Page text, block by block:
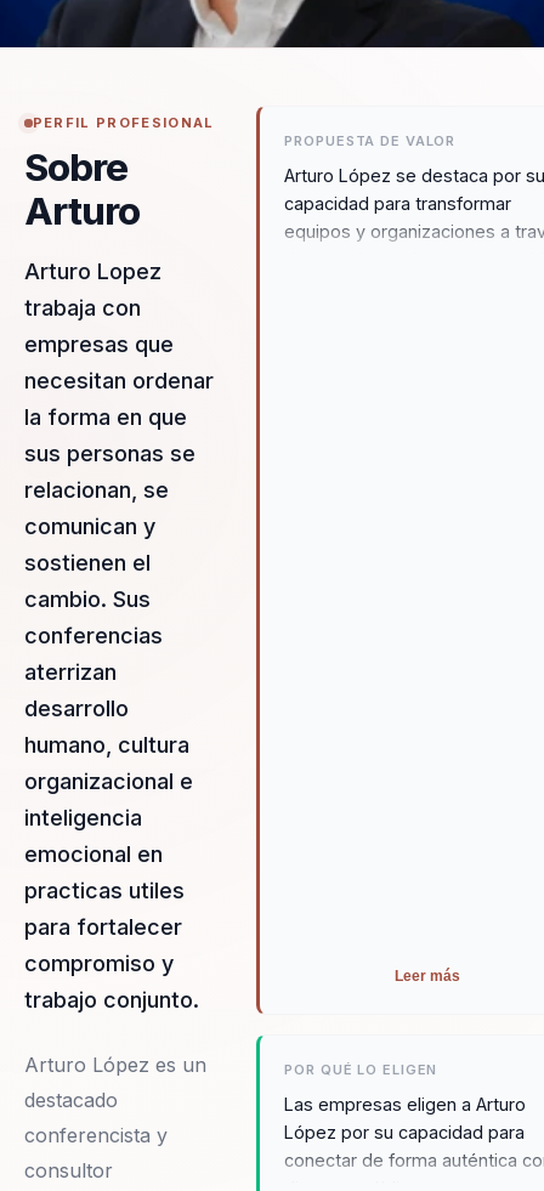
PERFIL PROFESIONAL
Sobre
Arturo
Arturo Lopez
trabaja con
empresas que
necesitan ordenar
la forma en que
sus personas se
relacionan, se
comunican y
sostienen el
cambio. Sus
conferencias
aterrizan
desarrollo
humano, cultura
organizacional e
inteligencia
emocional en
practicas utiles
para fortalecer
compromiso y
trabajo conjunto.
Arturo López es un
destacado
conferencista y
consultor
PROPUESTA DE VALOR
Arturo López se destaca por
capacidad para transformar
equipos y organizaciones a
Leer más
POR QUÉ LO ELIGEN
Las empresas eligen a Arturo
López por su capacidad para
conectar de forma auténtica